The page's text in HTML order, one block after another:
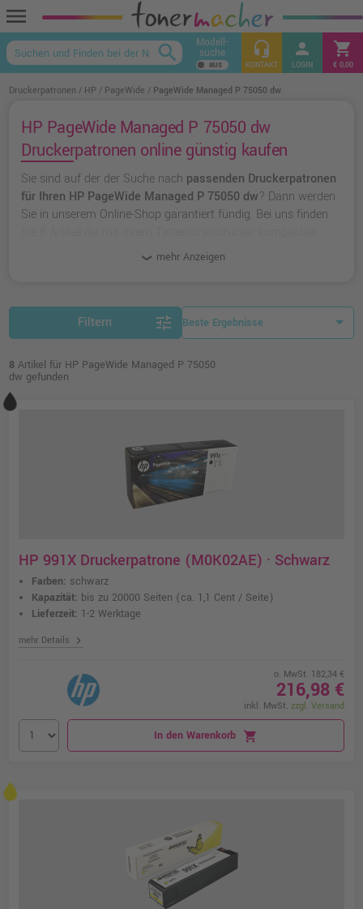
menu
keyboard_arrow_up
search Modell-
suche headset_mic
KONTAKT
person
LOGIN
shopping_cart
€ 0,00
Druckerpatronen HP PageWide PageWide Managed P 75050 dw
HP PageWide Managed P 75050 dw
Druckerpatronen online günstig kaufen
Sie sind auf der der Suche nach passenden Druckerpatronen
für Ihren HP PageWide Managed P 75050 dw? Dann werden
Sie in unserem Online-Shop garantiert fündig. Bei uns finden
originalen Druckerpatronen von
unserer Hausmarke Ampertec
mehr Anzeigen
Filtern tune
8 Artikel für HP PageWide Managed P 75050
dw gefunden
HP 991X Druckerpatrone (M0K02AE) · Schwarz
Farben: schwarz
Kapazität: bis zu 20000 Seiten (ca. 1,1 Cent / Seite)
Lieferzeit: 1-2 Werktage
mehr Details chevron_right
o. MwSt. 182,34 €
216,98 €
inkl. MwSt. zzgl. Versand
In den Warenkorb shopping_cart